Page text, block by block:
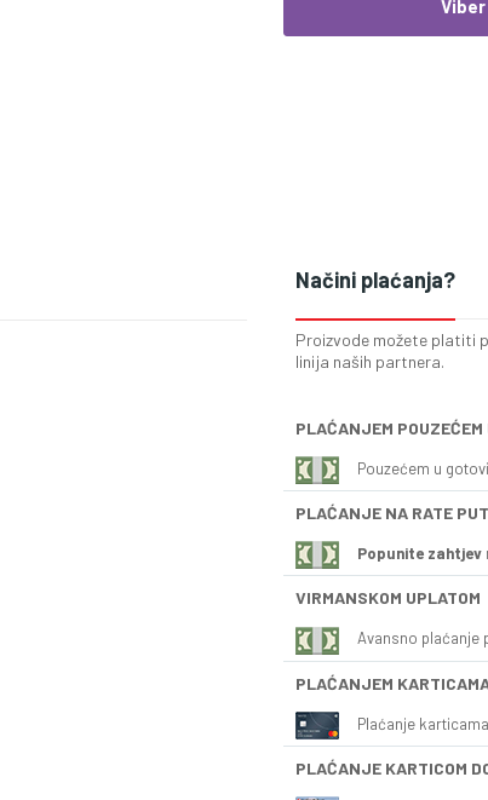
Viber
Načini plaćanja?
Proizvode možete platiti
linija naših partnera.
PLAĆANJEM POUZEĆEM
Pouzećem u
PLAĆANJE NA RATE
Popunite zahtjev
VIRMANSKOM UPLATOM
Avansno plaćanje
PLAĆANJEM
Plaćanje
PLAĆANJE KARTICOM